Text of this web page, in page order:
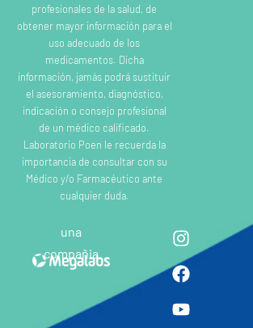
profesionales de la salud, de
obtener mayor información para el
uso adecuado de los
medicamentos. Dicha
información, jamás podrá sustituir
el asesoramiento, diagnóstico,
indicación o consejo profesional
de un médico calificado.
Laboratorio Poen le recuerda la
importancia de consultar con su
Médico y/o Farmacéutico ante
cualquier duda.
una
compañia